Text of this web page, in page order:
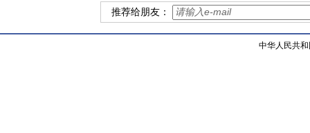
推荐给朋友：
中华人民共